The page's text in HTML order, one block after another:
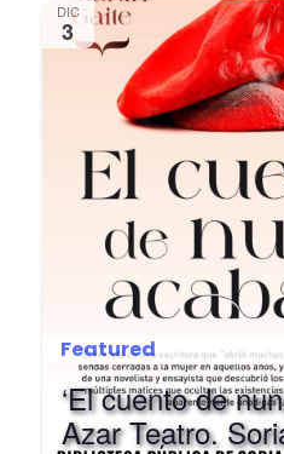
DIC
3
Featured
‘El cuento de
Azar Teatro.